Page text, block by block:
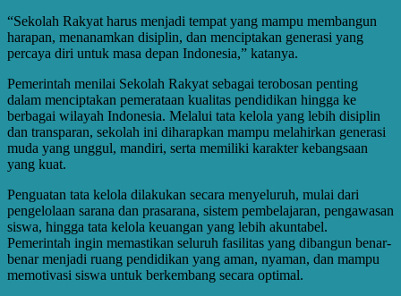
“Sekolah Rakyat harus menjadi tempat yang mampu membangun
harapan, menanamkan disiplin, dan menciptakan generasi yang
percaya diri untuk masa depan Indonesia,” katanya.
Pemerintah menilai Sekolah Rakyat sebagai terobosan penting
dalam menciptakan pemerataan kualitas pendidikan hingga ke
berbagai wilayah Indonesia. Melalui tata kelola yang lebih disiplin
dan transparan, sekolah ini diharapkan mampu melahirkan generasi
muda yang unggul, mandiri, serta memiliki karakter kebangsaan
yang kuat.
Penguatan tata kelola dilakukan secara menyeluruh, mulai dari
pengelolaan sarana dan prasarana, sistem pembelajaran, pengawasan
siswa, hingga tata kelola keuangan yang lebih akuntabel.
Pemerintah ingin memastikan seluruh fasilitas yang dibangun benar-
benar menjadi ruang pendidikan yang aman, nyaman, dan mampu
memotivasi siswa untuk berkembang secara optimal.